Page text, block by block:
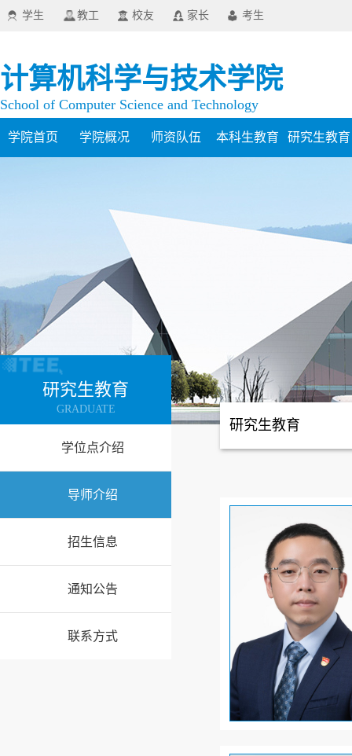
学生 教工 校友 家长 考生
计算机科学与技术学院
School of Computer Science and Technology
学院首页 学院概况 师资队伍 本科生教育 研究生教育
研究生教育
GRADUATE
学位点介绍
导师介绍
招生信息
通知公告
联系方式
研究生教育